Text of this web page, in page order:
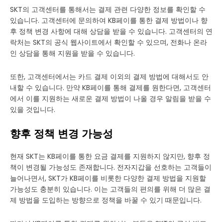
SKT의 고객센터를 통해서는 결제 관련 다양한 정보를 확인할 수
있습니다. 고객센터에 문의하여 KB페이를 통한 결제 방법이나 향
후 정책 변경 사항에 대해 상담을 받을 수 있습니다. 고객센터의 연
락처는 SKT의 공식 웹사이트에서 확인할 수 있으며, 전화나 온라
인 상담을 통해 지원을 받을 수 있습니다.
또한, 고객센터에서는 카드 결제 이외의 결제 방법에 대해서도 안
내할 수 있습니다. 만약 KB페이를 통해 결제를 원한다면, 고객센터
에서 이를 지원하는 새로운 결제 방법이 나올 경우 알림을 받을 수
있을 것입니다.
향후 정책 변경 가능성
현재 SKT는 KB페이를 통한 요금 결제를 지원하지 않지만, 향후 정
책이 변경될 가능성도 존재합니다. 전자지갑을 선호하는 고객들이
늘어나면서, SKT가 KB페이를 비롯한 다양한 결제 방법을 지원할
가능성도 충분히 있습니다. 이는 고객들의 편의를 위해 더 많은 결
제 방법을 도입하는 방향으로 정책을 바꿀 수 있기 때문입니다.